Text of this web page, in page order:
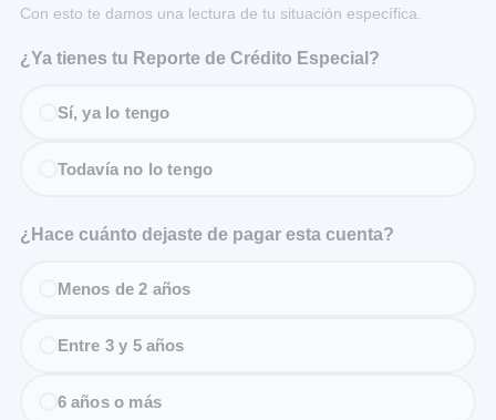
Con esto te damos una lectura de tu situación específica.
¿Ya tienes tu Reporte de Crédito Especial?
Sí, ya lo tengo
Todavía no lo tengo
¿Hace cuánto dejaste de pagar esta cuenta?
Menos de 2 años
Entre 3 y 5 años
6 años o más